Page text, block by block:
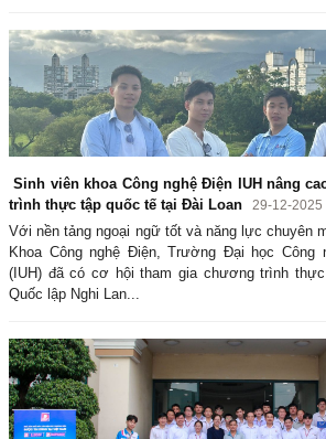
Sinh viên khoa Công nghệ Điện IUH nâng
trình thực tập quốc tế tại Đài Loan
29-12-2025
Với nền tảng ngoại ngữ tốt và năng lực chuyên
Khoa Công nghệ Điện, Trường Đại học Công
(IUH) đã có cơ hội tham gia chương trình
Quốc lập Nghi Lan...